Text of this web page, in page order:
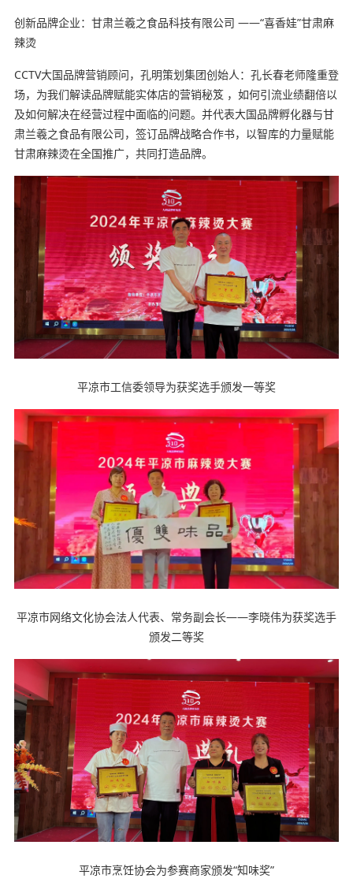
创新品牌企业：甘肃兰羲之食品科技有限公司 ——“喜香娃”甘肃麻
辣烫
CCTV大国品牌营销顾问，孔明策划集团创始人：孔长春老师隆重登
场，为我们解读品牌赋能实体店的营销秘笈 ，如何引流业绩翻倍以
及如何解决在经营过程中面临的问题。并代表大国品牌孵化器与甘
肃兰羲之食品有限公司，签订品牌战略合作书，以智库的力量赋能
甘肃麻辣烫在全国推广，共同打造品牌。
平凉市工信委领导为获奖选手颁发一等奖
平凉市网络文化协会法人代表、常务副会长——李晓伟为获奖选手
颁发二等奖
平凉市烹饪协会为参赛商家颁发“知味奖”